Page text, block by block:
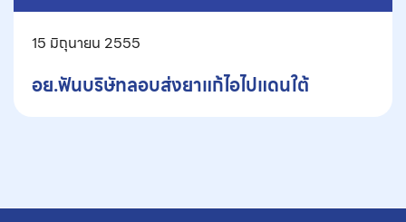
15 มิถุนายน 2555
อย.ฟันบริษัทลอบส่งยาแก้ไอไปแดนใต้